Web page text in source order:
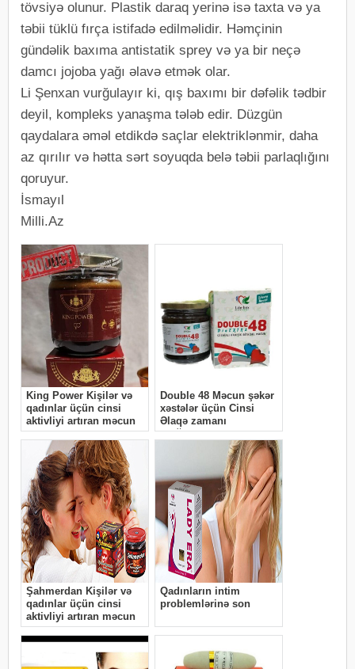
tövsiyə olunur. Plastik daraq yerinə isə taxta və ya
təbii tüklü fırça istifadə edilməlidir. Həmçinin
gündəlik baxıma antistatik sprey və ya bir neçə
damcı jojoba yağı əlavə etmək olar.
Li Şenxan vurğulayır ki, qış baxımı bir dəfəlik tədbir
deyil, kompleks yanaşma tələb edir. Düzgün
qaydalara əməl etdikdə saçlar elektriklənmir, daha
az qırılır və hətta sərt soyuqda belə təbii parlaqlığını
qoruyur.
İsmayıl
Milli.Az